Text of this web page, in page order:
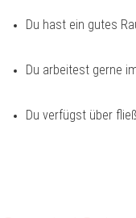
Du hast ein gutes
Du arbeitest gerne
Du verfügst über